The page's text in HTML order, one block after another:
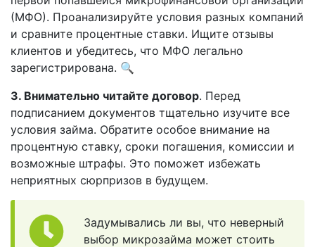
(МФО). Проанализируйте условия разных компаний
и сравните процентные ставки. Ищите отзывы
клиентов и убедитесь, что МФО легально
зарегистрирована. 🔍
3. Внимательно читайте договор. Перед
подписанием документов тщательно изучите все
условия займа. Обратите особое внимание на
процентную ставку, сроки погашения, комиссии и
возможные штрафы. Это поможет избежать
неприятных сюрпризов в будущем.
Задумывались ли вы, что неверный
выбор микрозайма может стоить